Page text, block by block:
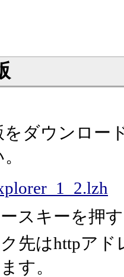
をダウンロー
スキーを押
先はhttpア
す。